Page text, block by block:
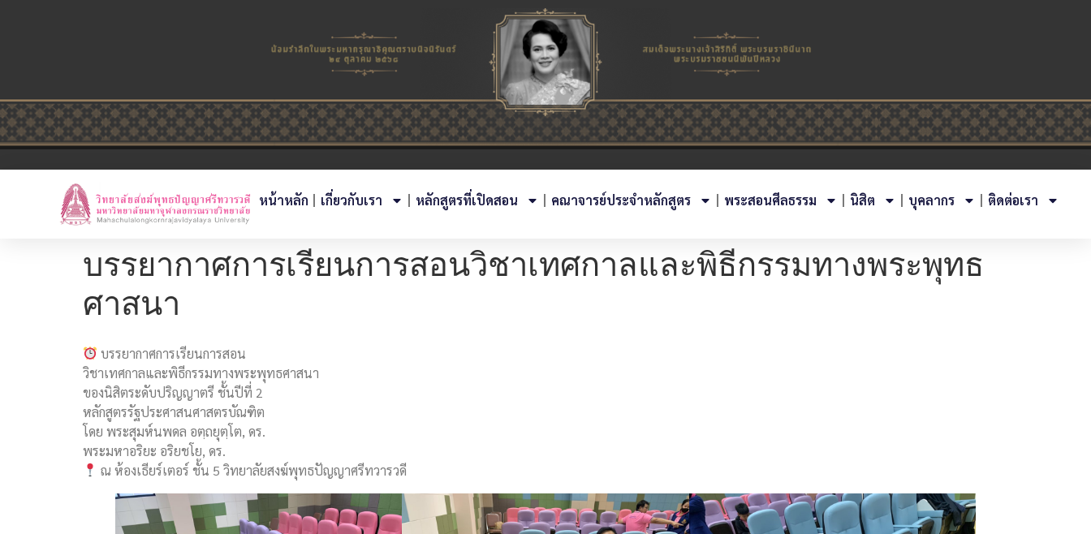
หน้าหลัก เกี่ยวกับเรา หลักสูตรที่เปิดสอน คณาจารย์ประจำหลักสูตร พระสอนศีลธรรม นิสิต บุคลากร ติดต่อเรา
บรรยากาศการเรียนการสอนวิชาเทศกาลและพิธีกรรมทางพระพุทธ
ศาสนา
บรรยากาศการเรียนการสอน
วิชาเทศกาลและพิธีกรรมทางพระพุทธศาสนา
ของนิสิตระดับปริญญาตรี ชั้นปีที่ 2
หลักสูตรรัฐประศาสนศาสตรบัณฑิต
โดย พระสุมห์นพดล อตฺถยุตฺโต, ดร.
พระมหาอริยะ อริยชโย, ดร.
ณ ห้องเธียร์เตอร์ ชั้น 5 วิทยาลัยสงฆ์พุทธปัญญาศรีทวารวดี